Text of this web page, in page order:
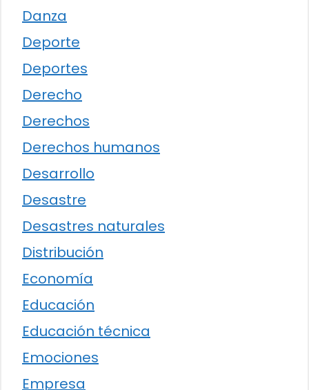
Danza
Deporte
Deportes
Derecho
Derechos
Derechos humanos
Desarrollo
Desastre
Desastres naturales
Distribución
Economía
Educación
Educación técnica
Emociones
Empresa